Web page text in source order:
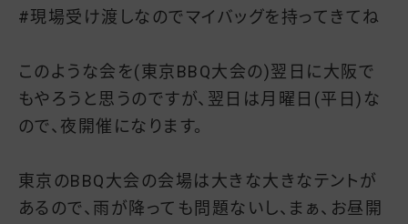
#現場受け渡しなのでマイバッグを持ってきてね
このような会を(東京BBQ大会の)翌日に大阪で
もやろうと思うのですが、翌日は月曜日(平日)な
ので、夜開催になります。
東京のBBQ大会の会場は大きな大きなテントが
あるので、雨が降っても問題ないし、まぁ、お昼開